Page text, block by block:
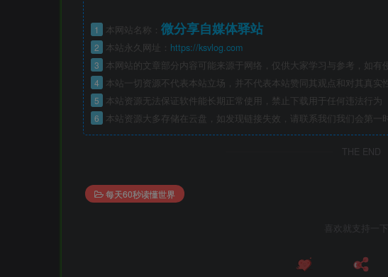
1 本网站名称： 微分享自媒体驿站
2 本站永久网址： https://ksvlog.com
3 本网站的文章部分内容可能来源于网络，仅供大家学习与参考，如有
4 本站一切资源不代表本站立场，并不代表本站赞同其观点和对其真实
5 本站资源无法保证软件能长期正常使用，禁止下载用于任何违法行为
6 本站资源大多存储在云盘，如发现链接失效，请联系我们我们会第一
THE END
每天60秒读懂世界
喜欢就支持一